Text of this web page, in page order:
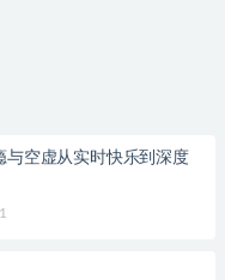
与空虚从实时快乐到深度